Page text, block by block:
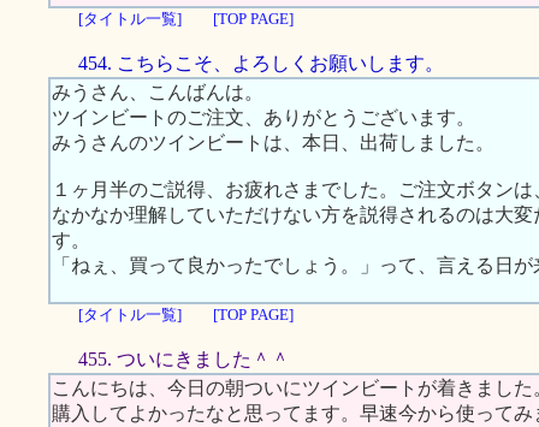
[タイトル一覧] [TOP PAGE]
454. こちらこそ、よろしくお願いします。
みうさん、こんばんは。
ツインビートのご注文、ありがとうございます。
みうさんのツインビートは、本日、出荷しました。
１ヶ月半のご説得、お疲れさまでした。ご注文ボタン
なかなか理解していただけない方を説得されるのは大
す。
「ねぇ、買って良かったでしょう。」って、言える日
[タイトル一覧] [TOP PAGE]
455. ついにきました＾＾
こんにちは、今日の朝ついにツインビートが着きまし
購入してよかったなと思ってます。早速今から使って